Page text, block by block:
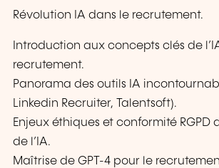
Révolution IA dans le recrutement.
Introduction aux concepts clés de
recrutement.
Panorama des outils IA
Linkedin Recruiter, Talentsoft).
Enjeux éthiques et conformité RGPD
de l’IA.
Maîtrise de GPT-4 pour le